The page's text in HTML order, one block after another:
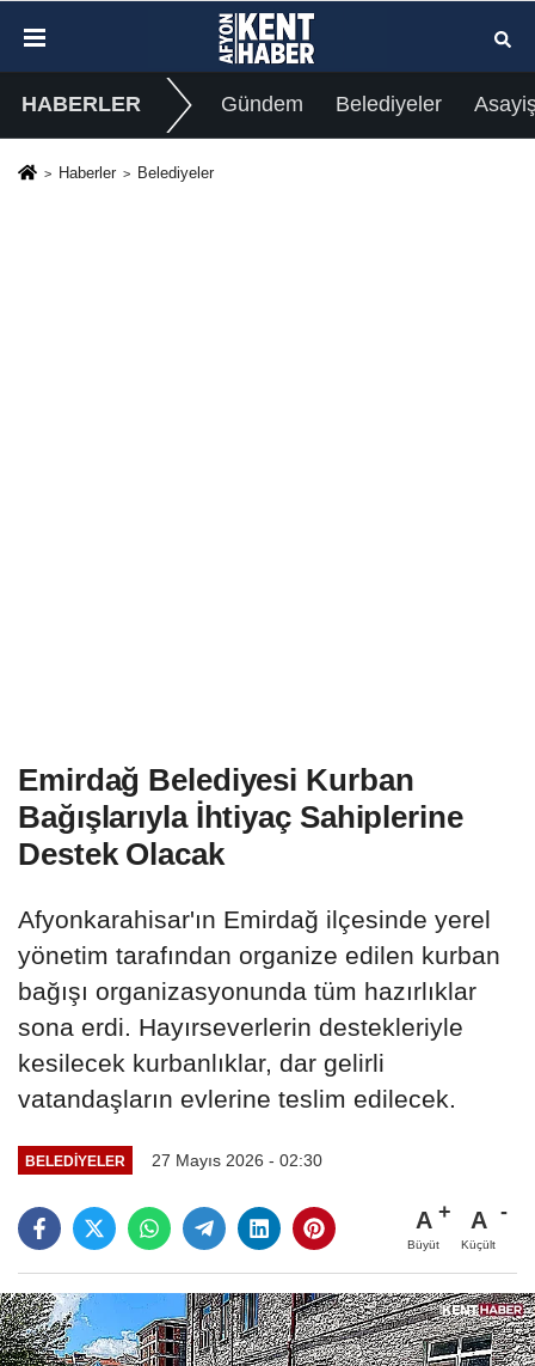
HABERLER Gündem Belediyeler
Haberler Belediyeler
Emirdağ Belediyesi Kurban
Bağışlarıyla İhtiyaç Sahiplerine
Destek Olacak
Afyonkarahisar'ın Emirdağ ilçesinde yerel
yönetim tarafından organize edilen kurban
bağışı organizasyonunda tüm hazırlıklar
sona erdi. Hayırseverlerin destekleriyle
kesilecek kurbanlıklar, dar gelirli
vatandaşların evlerine teslim edilecek.
BELEDIYELER 27 Mayıs 2026 - 02:30
A
Büyüt
A
Küçült